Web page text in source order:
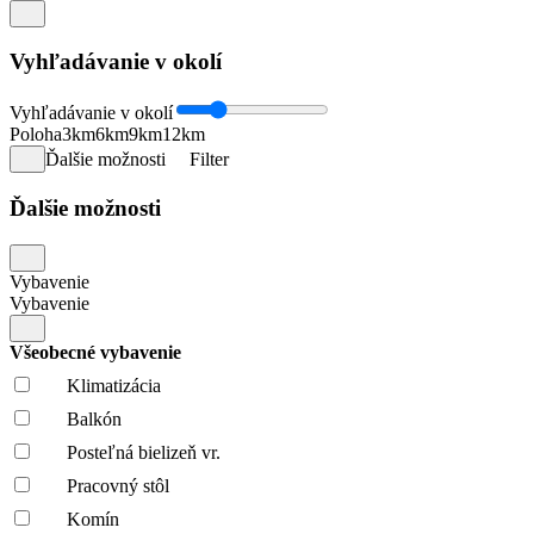
Vyhľadávanie v okolí
Vyhľadávanie v okolí
Poloha3km6km9km12km
Ďalšie možnosti
Filter
Ďalšie možnosti
Vybavenie
Vybavenie
Všeobecné vybavenie
Klimatizácia
Balkón
Posteľná bielizeň vr.
Pracovný stôl
Komín